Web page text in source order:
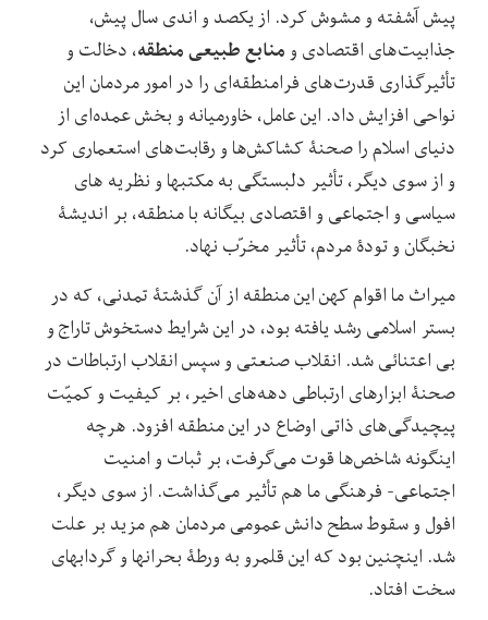
پیش آشفته و مشوش کرد. از یکصد و اندی سال پیش،
جذابیت‌های اقتصادی و منابع طبیعی منطقه، دخالت و
تأثیرگذاری قدرت‌های فرامنطقه‌ای را در امور مردمان این
نواحی افزایش داد. این عامل، خاورمیانه و بخش عمده‌ای از
دنیای اسلام را صحنۀ کشاکش‌ها و رقابت‌های استعماری کرد
و از سوی دیگر، تأثیر دلبستگی به مکتب‏ها و نظریه ‏های
سیاسی و اجتماعی و اقتصادی بیگانه با منطقه، بر اندیشۀ
نخبگان و تودۀ مردم، تأثیر مخرّب نهاد.
میراث ما اقوام کهن این منطقه از آن گذشتۀ تمدنی، که در
بستر اسلامی رشد یافته بود، در این شرایط دستخوش تاراج و
بی‏ اعتنائی شد. انقلاب صنعتی و سپس انقلاب ارتباطات در
صحنۀ ابزارهای ارتباطی دهه‌های اخیر، بر کیفیت و کمیّت
پیچیدگی‌های ذاتی اوضاع در این منطقه افزود. هرچه
این‏گونه شاخص‌ها قوت می‌گرفت، بر ثبات و امنیت
اجتماعی- فرهنگی ما هم تأثیر می‌گذاشت. از سوی دیگر،
افول و سقوط سطح دانش عمومی مردمان هم مزید بر علت
شد. اینچنین بود که این قلمرو به ورطۀ بحران‏ها و گرداب‏های
سخت افتاد.